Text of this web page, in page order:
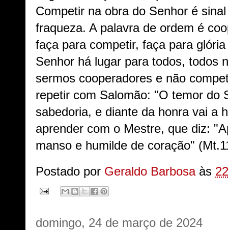
Competir na obra do Senhor é
fraqueza. A palavra de ordem é
faça para competir, faça para
Senhor há lugar para todos, todos
sermos cooperadores e não
repetir com Salomão: "O temor do
sabedoria, e diante da honra vai a
aprender com o Mestre, que diz:
manso e humilde de coração"
Postado por Geraldo Barbosa às
domingo, 24 de março de 2024